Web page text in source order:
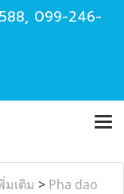
, 099-246-
มเติม > Pha dao